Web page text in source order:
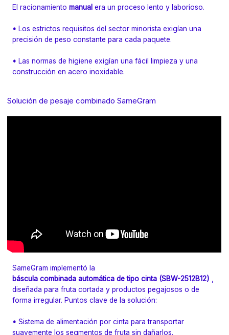
El racionamientomanual era un proceso lento y laborioso.
• Los estrictos requisitos del sector minorista exigían una
precisión de peso constante para cada paquete.
• Las normas de higiene exigían una fácil limpieza y una
construcción en acero inoxidable.
Solución de pesaje combinado SameGram
SameGram implementó la
báscula combinada automática de tipo cinta (SBW-2512B12)
diseñada para fruta cortada y productos pegajosos o de
forma irregular. Puntos clave de la solución:
• Sistema de alimentación por cinta para transportar
suavemente los segmentos de fruta sin dañarlos.